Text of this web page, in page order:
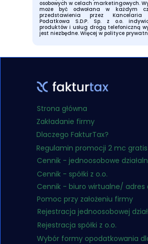
Rejestracja jednoosobowej
Cennik - biuro wirtualne/ adres
Cennik - spółki z o.o.
Cennik - jednoosobowe
Dlaczego FakturTax?
Zakładanie firmy
Regulamin promocji 2 mc gratis
Strona główna
Wybór formy opodatkowania
Rejestracja spółki z o.o.
Pomoc przy założeniu firmy
osobowych w celach marketingowych.
może być odwołana w każdym
przedstawienia przez Kancelaria
Podatkowa S.D.P. Sp. z o.o.
produktów i usług drogą telefoniczną
jest niezbędne. Więcej w polityce